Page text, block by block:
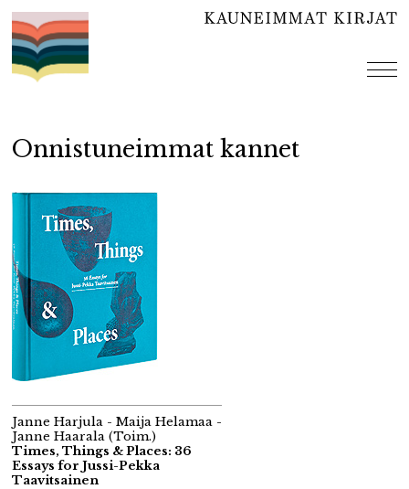
Hyppää
sisältöön
Onnistuneimmat kannet
Janne Harjula - Maija Helamaa -
Janne Haarala (Toim.)
Times, Things & Places: 36
Essays for Jussi-Pekka
Taavitsainen